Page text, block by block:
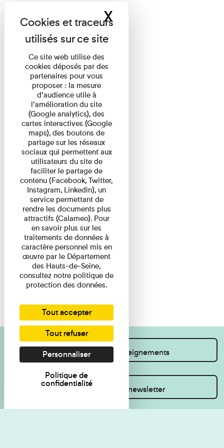
Je souhaite des renseignements
Inscrivez-vous à la newsletter
Ce site web utilise des
cookies déposés par des
partenaires pour vous
proposer : la mesure
d’audience utile à
l’amélioration du site
(Google analytics), des
cartes interactives (Google
maps), des boutons de
partage sur les réseaux
sociaux qui permettent aux
utilisateurs du site de
faciliter le partage de
contenu (Facebook, Twitter,
Instagram, Linkedin), un
service permettant de
rendre les documents plus
attractifs (Calameo). Pour
en savoir plus sur les
traitements de données à
caractère personnel mis en
œuvre par le Département
des Hauts-de-Seine,
consultez notre politique de
protection des données.
Tout accepter
Tout refuser
Personnaliser
Politique de
confidentialité
XMasquer le